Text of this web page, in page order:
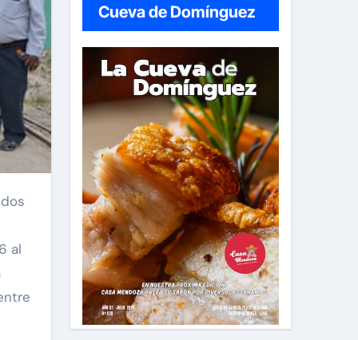
al
Cueva de Domínguez